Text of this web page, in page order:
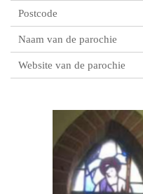
Postcode
Naam van de parochie
Website van de parochie